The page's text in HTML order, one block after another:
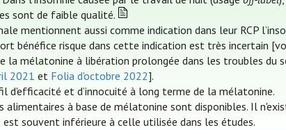
sont de faible qualité.
mentionnent aussi comme indication dans leur RCP
bénéfice risque dans cette indication est très incertain
la mélatonine à libération prolongée dans les troubles du
2021 et Folia d'octobre 2022].
d'efficacité et d’innocuité à long terme de la mélatonine.
alimentaires à base de mélatonine sont disponibles. Il
souvent inférieure à celle utilisée dans les études.